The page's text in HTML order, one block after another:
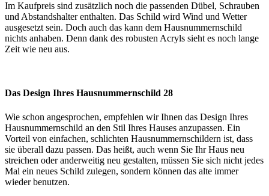
Im Kaufpreis sind zusätzlich noch die passenden Dübel, Schrauben
und Abstandshalter enthalten. Das Schild wird Wind und Wetter
ausgesetzt sein. Doch auch das kann dem Hausnummernschild
nichts anhaben. Denn dank des robusten Acryls sieht es noch lange
Zeit wie neu aus.
Das Design Ihres Hausnummernschild 28
Wie schon angesprochen, empfehlen wir Ihnen das Design Ihres
Hausnummernschild an den Stil Ihres Hauses anzupassen. Ein
Vorteil von einfachen, schlichten Hausnummernschildern ist, dass
sie überall dazu passen. Das heißt, auch wenn Sie Ihr Haus neu
streichen oder anderweitig neu gestalten, müssen Sie sich nicht jedes
Mal ein neues Schild zulegen, sondern können das alte immer
wieder benutzen.